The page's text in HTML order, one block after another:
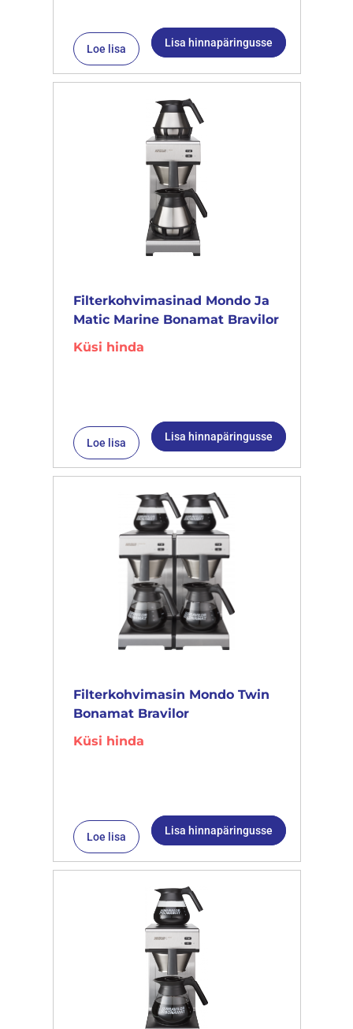
Loe lisa Lisa hinnapäringusse
Filterkohvimasinad Mondo Ja
Matic Marine Bonamat Bravilor
Küsi hinda
Loe lisa Lisa hinnapäringusse
Filterkohvimasin Mondo Twin
Bonamat Bravilor
Küsi hinda
Loe lisa Lisa hinnapäringusse